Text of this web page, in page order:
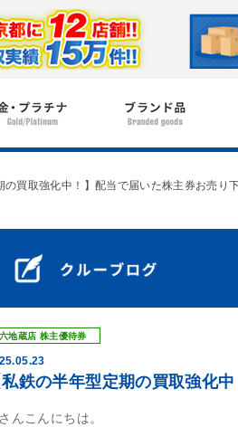
買取強化中！】配当で届いた株主券お売り
六地蔵店 株主優待券
鉄の半年型定期の買取強化
んこんにちは。